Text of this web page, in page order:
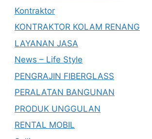
Kontraktor
KONTRAKTOR KOLAM RENANG
LAYANAN JASA
News – Life Style
PENGRAJIN FIBERGLASS
PERALATAN BANGUNAN
PRODUK UNGGULAN
RENTAL MOBIL